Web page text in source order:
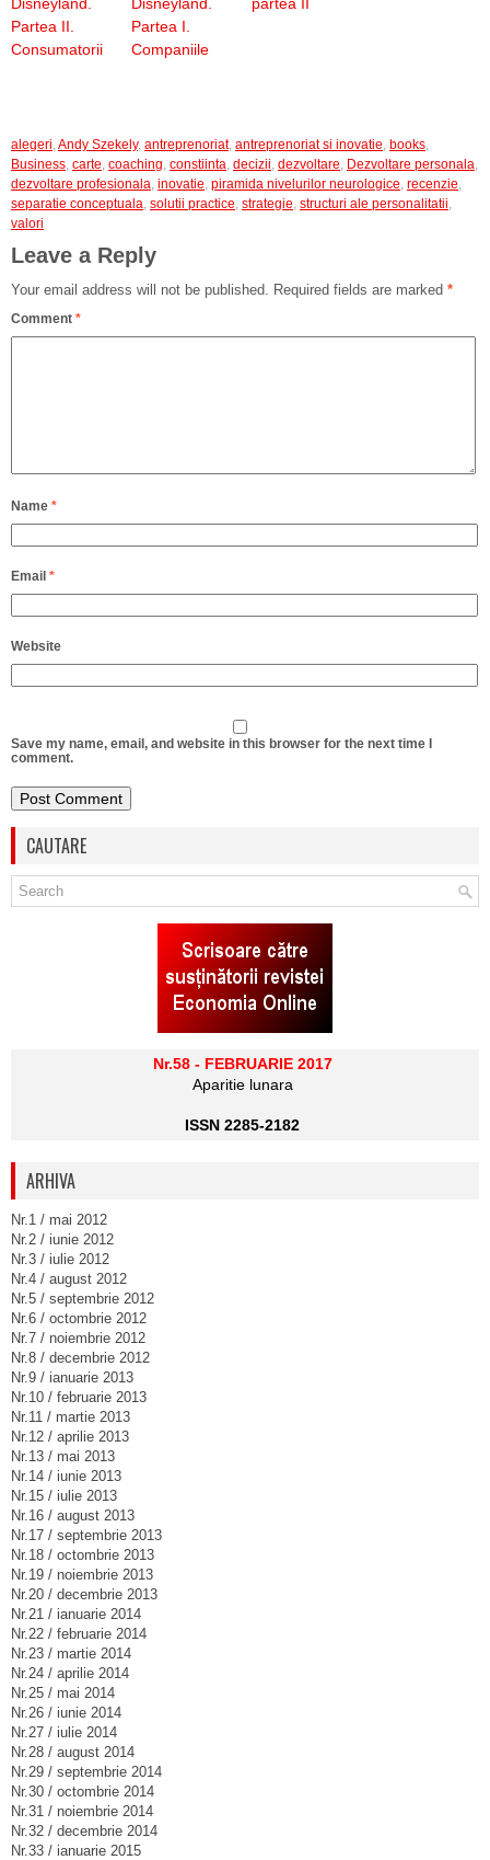
Partea II.
Consumatorii
Partea I.
Companiile
alegeri,Andy Szekely, antreprenoriat, antreprenoriat si inovatie, books,
Business, carte, coaching, constiinta, decizii, dezvoltare, Dezvoltare personala,
dezvoltare profesionala, inovatie, piramida nivelurilor neurologice, recenzie,
separatie conceptuala, solutii practice, strategie, structuri ale personalitatii,
valori
Leave a Reply
Your email address will not be published. Required fields are marked *
Comment *
Name *
Email *
Website
Save my name, email, and website in this browser for the next time I
comment.
CAUTARE
Nr.58 - FEBRUARIE 2017
Aparitie lunara
ISSN 2285-2182
ARHIVA
Nr.1 / mai 2012
Nr.2 / iunie 2012
Nr.3 / iulie 2012
Nr.4 / august 2012
Nr.5 / septembrie 2012
Nr.6 / octombrie 2012
Nr.7 / noiembrie 2012
Nr.8 / decembrie 2012
Nr.9 / ianuarie 2013
Nr.10 / februarie 2013
Nr.11 / martie 2013
Nr.12 / aprilie 2013
Nr.13 / mai 2013
Nr.14 / iunie 2013
Nr.15 / iulie 2013
Nr.16 / august 2013
Nr.17 / septembrie 2013
Nr.18 / octombrie 2013
Nr.19 / noiembrie 2013
Nr.20 / decembrie 2013
Nr.21 / ianuarie 2014
Nr.22 / februarie 2014
Nr.23 / martie 2014
Nr.24 / aprilie 2014
Nr.25 / mai 2014
Nr.26 / iunie 2014
Nr.27 / iulie 2014
Nr.28 / august 2014
Nr.29 / septembrie 2014
Nr.30 / octombrie 2014
Nr.31 / noiembrie 2014
Nr.32 / decembrie 2014
Nr.33 / ianuarie 2015